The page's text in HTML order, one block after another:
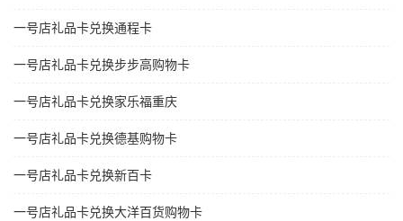
一号店礼品卡兑换通程卡
一号店礼品卡兑换步步高购物卡
一号店礼品卡兑换家乐福重庆
一号店礼品卡兑换德基购物卡
一号店礼品卡兑换新百卡
一号店礼品卡兑换大洋百货购物卡